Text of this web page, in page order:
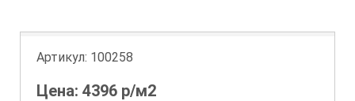
Артикул: 100258
Цена: 4396 р/м2